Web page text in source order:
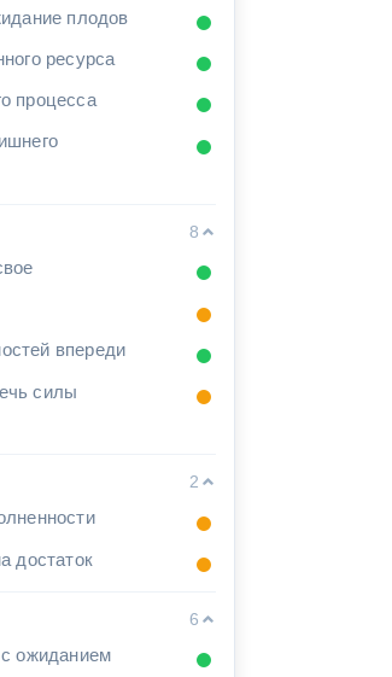
плодов
ресурса
процесса
8
впереди
силы
2
достаток
6
с ожиданием